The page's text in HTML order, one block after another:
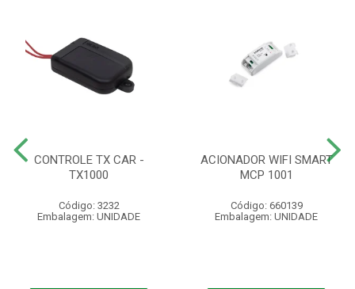
CONTROLE TX CAR -
TX1000
Código: 3232
Embalagem: UNIDADE
ACIONADOR WIFI SMART
MCP 1001
Código: 660139
Embalagem: UNIDADE